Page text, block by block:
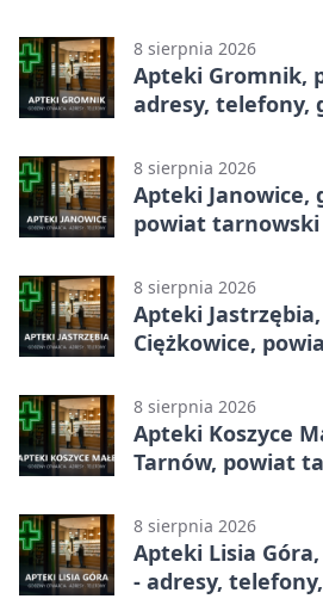
8 sierpnia 2026
Apteki Gromnik,
adresy, telefony,
8 sierpnia 2026
Apteki Janowice,
powiat tarnowski
8 sierpnia 2026
Apteki
Ciężkowice,
8 sierpnia 2026
Apteki Koszyce
Tarnów, powiat
8 sierpnia 2026
Apteki Lisia
- adresy,